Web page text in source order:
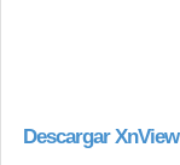
Descargar XnView